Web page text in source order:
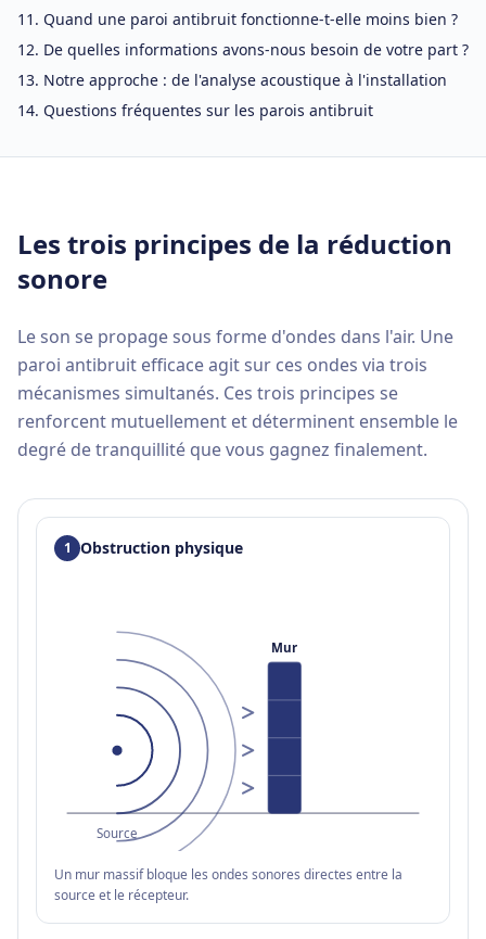
Quand une paroi antibruit fonctionne-t-elle moins bien ?
De quelles informations avons-nous besoin de votre part ?
Notre approche : de l'analyse acoustique à l'installation
Questions fréquentes sur les parois antibruit
Les trois principes de la réduction
sonore
Le son se propage sous forme d'ondes dans l'air. Une
paroi antibruit efficace agit sur ces ondes via trois
mécanismes simultanés. Ces trois principes se
renforcent mutuellement et déterminent ensemble le
degré de tranquillité que vous gagnez finalement.
1 Obstruction physique
Source
Mur
Un mur massif bloque les ondes sonores directes entre la
source et le récepteur.